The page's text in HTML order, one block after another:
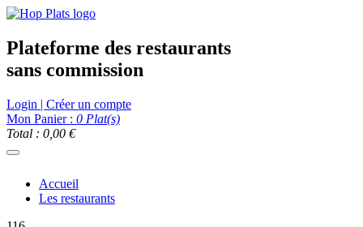
Plateforme des restaurants
sans commission
Login | Créer un compte
Mon Panier : 0 Plat(s)
Total : 0,00 €
Accueil
Les restaurants